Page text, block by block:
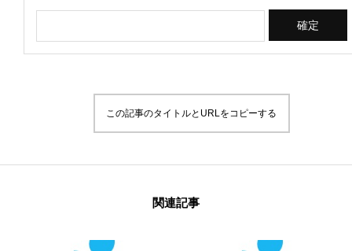
この記事のタイトルとURLをコピーする
関連記事